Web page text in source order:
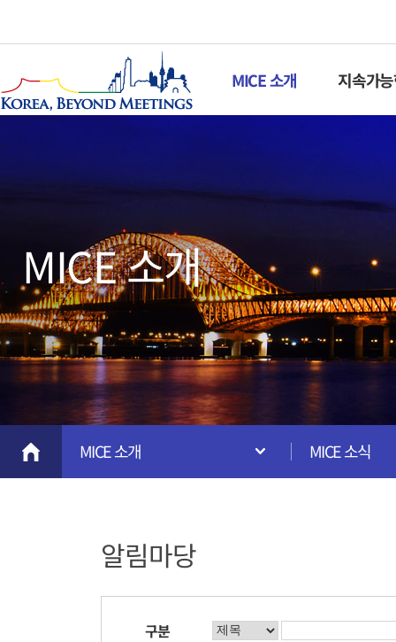
MICE 소개 지속가
MICE 소개
MICE 소개 MICE 소식
알림마당
구분